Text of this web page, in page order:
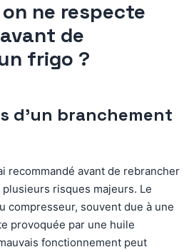
ne respecte
de
frigo ?
d’un branchement
recommandé avant de rebrancher
risques majeurs. Le
compresseur, souvent due à une
provoquée par une huile
fonctionnement peut